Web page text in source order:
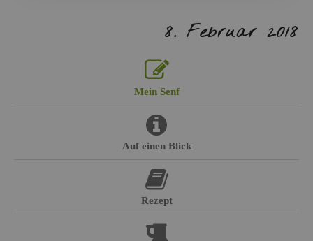
8. Fe­bru­ar 2018
Mein Senf
Auf einen Blick
Re­zept